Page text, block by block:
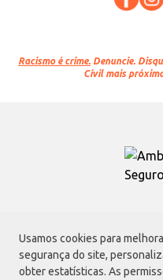
Usamos cookies para
segurança do site,
obter estatísticas. As
Racismo é crime. Denuncie.
Civil mais
Avenida Morvan Dias de
02170-901 |